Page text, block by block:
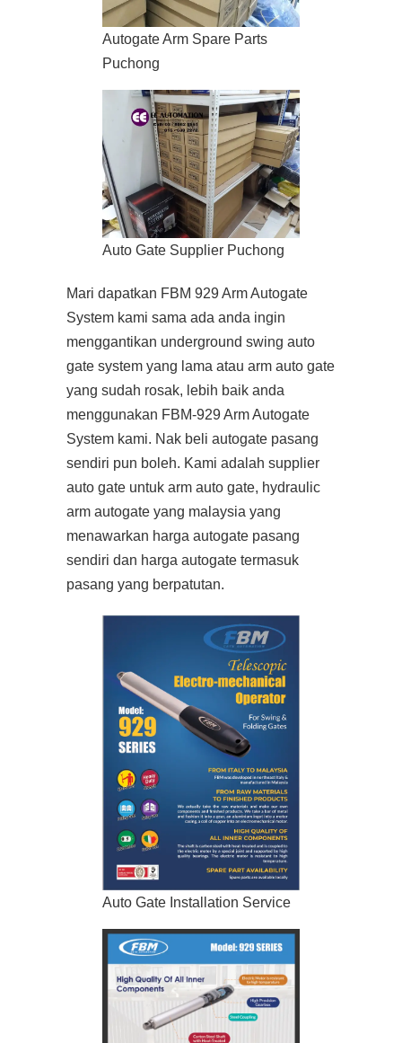
Autogate Arm Spare Parts
Puchong
Auto Gate Supplier Puchong
Mari dapatkan FBM 929 Arm Autogate
System kami sama ada anda ingin
menggantikan underground swing auto
gate system yang lama atau arm auto gate
yang sudah rosak, lebih baik anda
menggunakan FBM-929 Arm Autogate
System kami. Nak beli autogate pasang
sendiri pun boleh. Kami adalah supplier
auto gate untuk arm auto gate, hydraulic
arm autogate yang malaysia yang
menawarkan harga autogate pasang
sendiri dan harga autogate termasuk
pasang yang berpatutan.
Auto Gate Installation Service